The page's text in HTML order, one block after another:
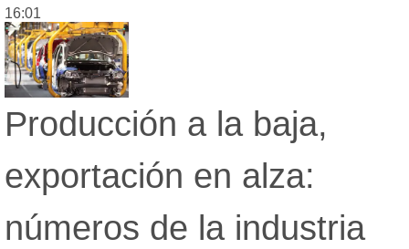
16:01
Producción a la baja,
exportación en alza:
números de la industria